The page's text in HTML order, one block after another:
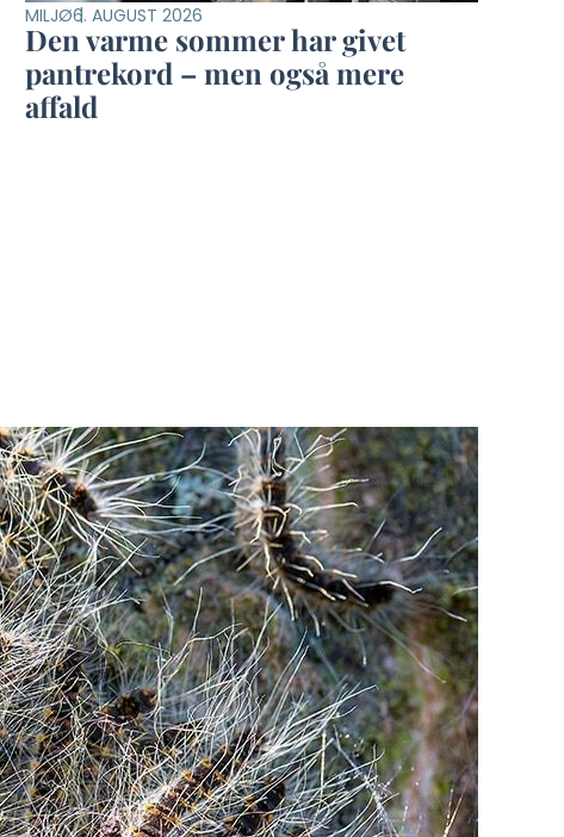
MILJØ6. AUGUST 2026
Den varme sommer har givet
pantrekord – men også mere
affald